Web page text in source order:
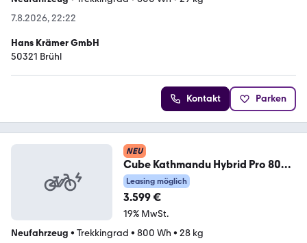
7.8.2026, 22:22
Hans Krämer GmbH
50321 Brühl
Kontakt Parken
NEU
Cube Kathmandu Hybrid Pro 800
46 cm
Leasing möglich
3.599 €
19% MwSt.
Neufahrzeug • Trekkingrad • 800 Wh • 28 kg